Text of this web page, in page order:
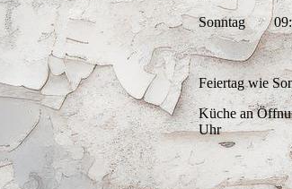
Sonntag
Feiertag wie
Küche an
Uhr